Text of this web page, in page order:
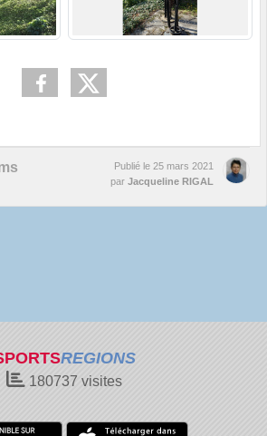
Publié le 25 mars 2021
par Jacqueline RIGAL
REGIONS
180737 visites